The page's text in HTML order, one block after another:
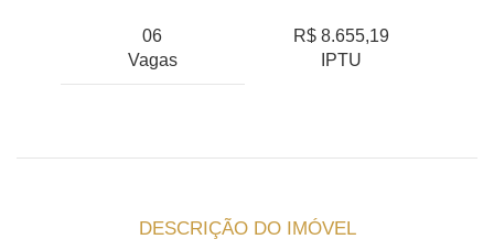
06
Vagas
R$ 8.655,19
IPTU
DESCRIÇÃO DO IMÓVEL